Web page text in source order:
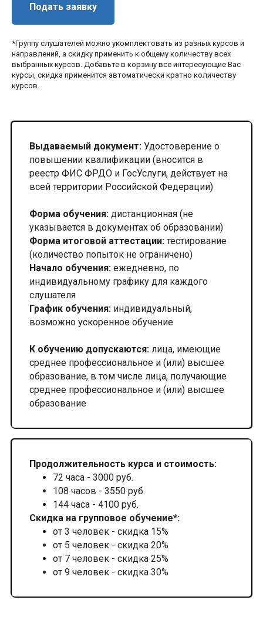
Подать заявку
*Группу слушателей можно укомплектовать из разных курсов и
направлений, а скидку применить к общему количеству всех
выбранных курсов. Добавьте в корзину все интересующие Вас
курсы, скидка применится автоматически кратно количеству
курсов.
Выдаваемый документ: Удостоверение о
повышении квалификации (вносится в
реестр ФИС ФРДО и ГосУслуги, действует на
всей территории Российской Федерации)
Форма обучения: дистанционная (не
указывается в документах об образовании)
Форма итоговой аттестации: тестирование
(количество попыток не ограничено)
Начало обучения: ежедневно, по
индивидуальному графику для каждого
слушателя
График обучения: индивидуальный,
возможно ускоренное обучение
К обучению допускаются: лица, имеющие
среднее профессиональное и (или) высшее
образование, в том числе лица, получающие
среднее профессиональное и (или) высшее
образование
Продолжительность курса и стоимость:
72 часа - 3000 руб.
108 часов - 3550 руб.
144 часа - 4100 руб.
Скидка на групповое обучение*:
от 3 человек - скидка 15%
от 5 человек - скидка 20%
от 7 человек - скидка 25%
от 9 человек - скидка 30%